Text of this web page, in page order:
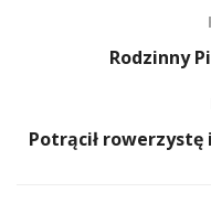
Rodzinny
Potrącił